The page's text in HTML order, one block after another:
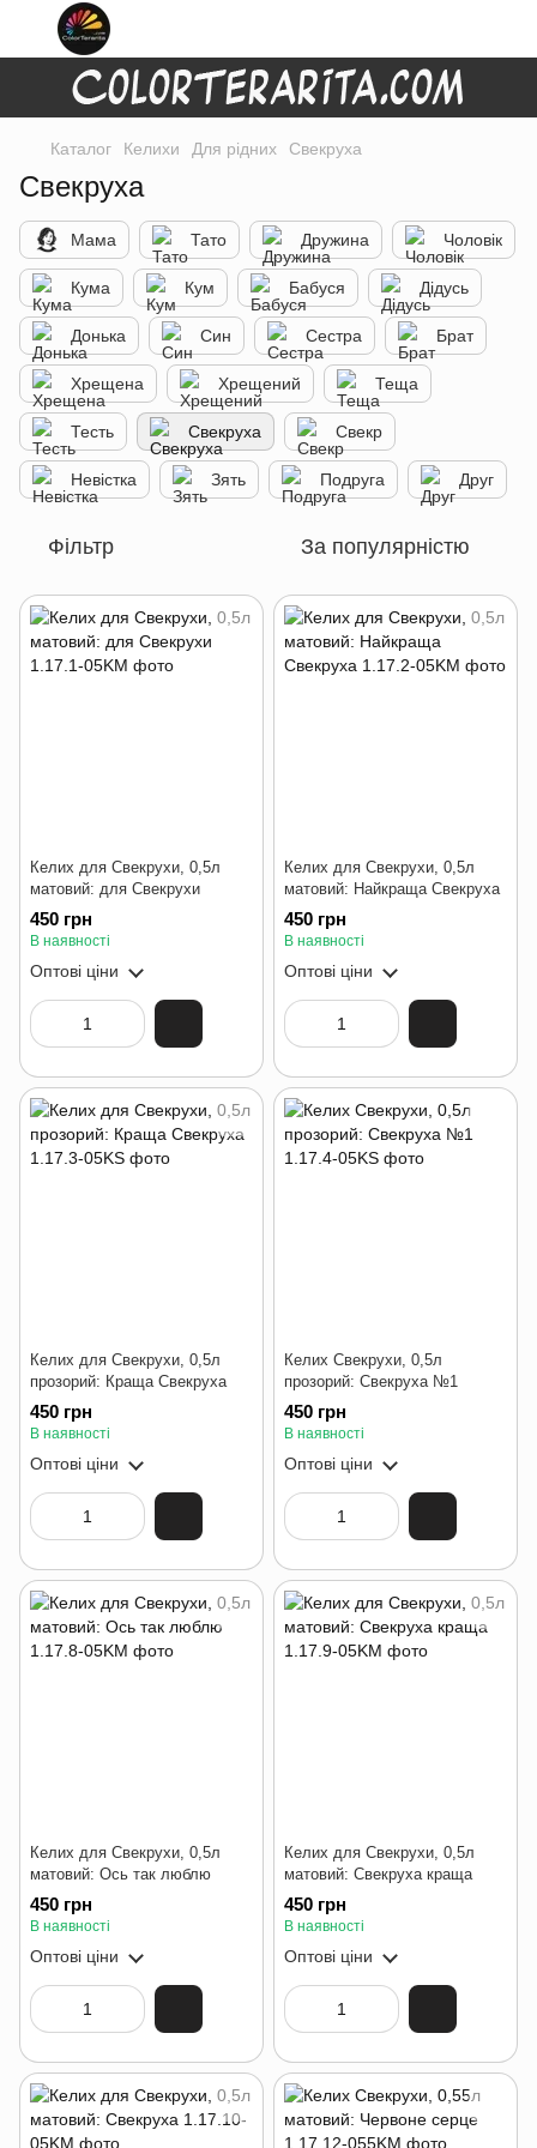
Каталог Келихи Для рідних Свекруха
Свекруха
Мама Тато Дружина Чоловік
Кума Кум Бабуся Дідусь
Донька Син Сестра Брат
Хрещена Хрещений Теща
Тесть Свекруха Свекр
Невістка Зять Подруга Друг
Фільтр За популярністю
Келих для Свекрухи, 0,5л
матовий: для Свекрухи
450 грн
В наявності
Оптові ціни
Келих для Свекрухи, 0,5л
матовий: Найкраща Свекруха
450 грн
В наявності
Оптові ціни
Келих для Свекрухи, 0,5л
прозорий: Краща Свекруха
450 грн
В наявності
Оптові ціни
Келих Свекрухи, 0,5л
прозорий: Свекруха №1
450 грн
В наявності
Оптові ціни
Келих для Свекрухи, 0,5л
матовий: Ось так люблю
450 грн
В наявності
Оптові ціни
Келих для Свекрухи, 0,5л
матовий: Свекруха краща
450 грн
В наявності
Оптові ціни